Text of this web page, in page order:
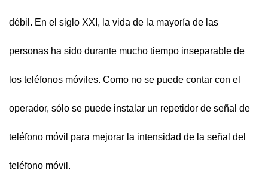
débil. En el siglo XXI, la vida de la mayoría de las
personas ha sido durante mucho tiempo inseparable de
los teléfonos móviles. Como no se puede contar con el
operador, sólo se puede instalar un repetidor de señal de
teléfono móvil para mejorar la intensidad de la señal del
teléfono móvil.